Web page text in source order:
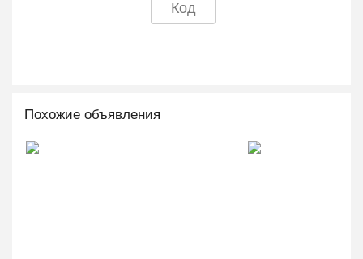
Похожие объявления